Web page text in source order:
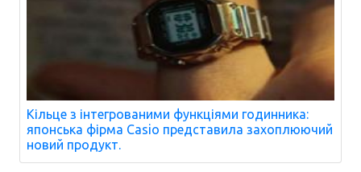
Кільце з інтегрованими функціями годинника:
японська фірма Casio представила захоплюючий
новий продукт.